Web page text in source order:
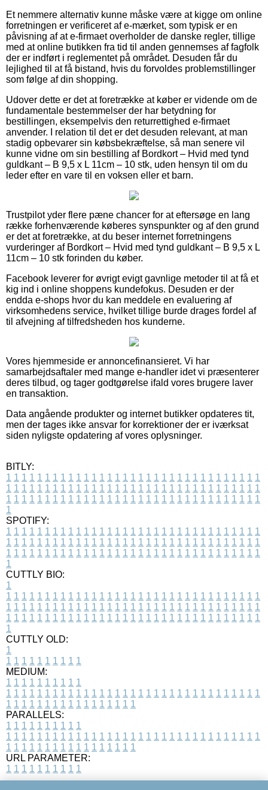
Et nemmere alternativ kunne måske være at kigge om online
forretningen er verificeret af e-mærket, som typisk er en
påvisning af at e-firmaet overholder de danske regler, tillige
med at online butikken fra tid til anden gennemses af fagfolk
der er indført i reglementet på området. Desuden får du
lejlighed til at få bistand, hvis du forvoldes problemstillinger
som følge af din shopping.
Udover dette er det at foretrække at køber er vidende om de
fundamentale bestemmelser der har betydning for
bestillingen, eksempelvis den returrettighed e-firmaet
anvender. I relation til det er det desuden relevant, at man
stadig opbevarer sin købsbekræftelse, så man senere vil
kunne vidne om sin bestilling af Bordkort – Hvid med tynd
guldkant – B 9,5 x L 11cm – 10 stk, uden hensyn til om du
leder efter en vare til en voksen eller et barn.
Trustpilot yder flere pæne chancer for at eftersøge en lang
række forhenværende køberes synspunkter og af den grund
er det at foretrække, at du beser internet forretningens
vurderinger af Bordkort – Hvid med tynd guldkant – B 9,5 x L
11cm – 10 stk forinden du køber.
Facebook leverer for øvrigt evigt gavnlige metoder til at få et
kig ind i online shoppens kundefokus. Desuden er der
endda e-shops hvor du kan meddele en evaluering af
virksomhedens service, hvilket tillige burde drages fordel af
til afvejning af tilfredsheden hos kunderne.
Vores hjemmeside er annoncefinansieret. Vi har
samarbejdsaftaler med mange e-handler idet vi præsenterer
deres tilbud, og tager godtgørelse ifald vores brugere laver
en transaktion.
Data angående produkter og internet butikker opdateres tit,
men der tages ikke ansvar for korrektioner der er iværksat
siden nyligste opdatering af vores oplysninger.
BITLY:
1 1 1 1 1 1 1 1 1 1 1 1 1 1 1 1 1 1 1 1 1 1 1 1 1 1 1 1 1 1 1 1 1
1 1 1 1 1 1 1 1 1 1 1 1 1 1 1 1 1 1 1 1 1 1 1 1 1 1 1 1 1 1 1 1 1
1 1 1 1 1 1 1 1 1 1 1 1 1 1 1 1 1 1 1 1 1 1 1 1 1 1 1 1 1 1 1 1 1
1
SPOTIFY:
1 1 1 1 1 1 1 1 1 1 1 1 1 1 1 1 1 1 1 1 1 1 1 1 1 1 1 1 1 1 1 1 1
1 1 1 1 1 1 1 1 1 1 1 1 1 1 1 1 1 1 1 1 1 1 1 1 1 1 1 1 1 1 1 1 1
1 1 1 1 1 1 1 1 1 1 1 1 1 1 1 1 1 1 1 1 1 1 1 1 1 1 1 1 1 1 1 1 1
1
CUTTLY BIO:
1
1 1 1 1 1 1 1 1 1 1 1 1 1 1 1 1 1 1 1 1 1 1 1 1 1 1 1 1 1 1 1 1 1
1 1 1 1 1 1 1 1 1 1 1 1 1 1 1 1 1 1 1 1 1 1 1 1 1 1 1 1 1 1 1 1 1
1 1 1 1 1 1 1 1 1 1 1 1 1 1 1 1 1 1 1 1 1 1 1 1 1 1 1 1 1 1 1 1 1
1
CUTTLY OLD:
1
1 1 1 1 1 1 1 1 1 1
MEDIUM:
1 1 1 1 1 1 1 1 1 1
1 1 1 1 1 1 1 1 1 1 1 1 1 1 1 1 1 1 1 1 1 1 1 1 1 1 1 1 1 1 1 1 1
1 1 1 1 1 1 1 1 1 1 1 1 1 1 1 1 1
PARALLELS:
1 1 1 1 1 1 1 1 1 1
1 1 1 1 1 1 1 1 1 1 1 1 1 1 1 1 1 1 1 1 1 1 1 1 1 1 1 1 1 1 1 1 1
1 1 1 1 1 1 1 1 1 1 1 1 1 1 1 1 1
URL PARAMETER:
1 1 1 1 1 1 1 1 1 1